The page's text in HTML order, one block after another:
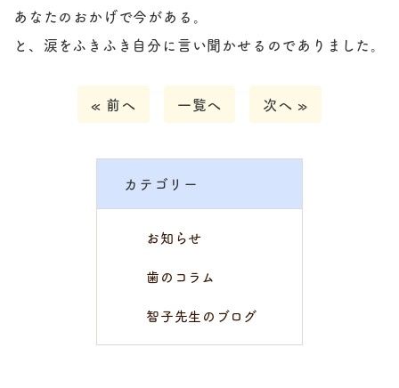
あなたのおかげで今がある。
と、涙をふきふき自分に言い聞かせるのでありました。
« 前へ 一覧へ 次へ »
カテゴリー
お知らせ
歯のコラム
智子先生のブログ